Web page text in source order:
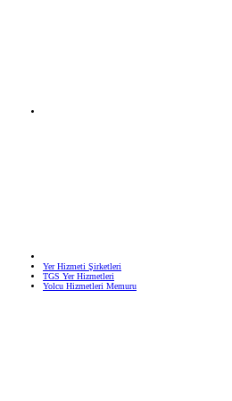
Yer Hizmeti Şirketleri
TGS Yer Hizmetleri
Yolcu Hizmetleri Memuru